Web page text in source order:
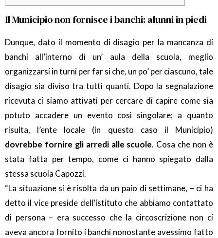
Il Municipio non fornisce i banchi: alunni in piedi
Dunque, dato il momento di disagio per la mancanza di
banchi all’interno di un’ aula della scuola, meglio
organizzarsi in turni per far si che, un po’ per ciascuno, tale
disagio sia diviso tra tutti quanti. Dopo la segnalazione
ricevuta ci siamo attivati per cercare di capire come sia
potuto accadere un evento così singolare; a quanto
risulta, l’ente locale (in questo caso il Municipio)
dovrebbe fornire gli arredi alle scuole. Cosa che non è
stata fatta per tempo, come ci hanno spiegato dalla
stessa scuola Capozzi.
“La situazione si è risolta da un paio di settimane, – ci ha
detto il vice preside dell’istituto che abbiamo contattato
di persona – era successo che la circoscrizione non ci
aveva ancora fornito i banchi nonostante avessimo fatto